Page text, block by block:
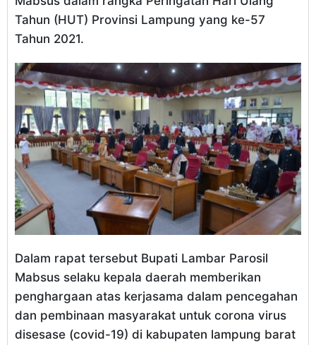
Tahun (HUT) Provinsi Lampung yang ke-57
Tahun 2021.
Dalam rapat tersebut Bupati Lambar Parosil
Mabsus selaku kepala daerah memberikan
penghargaan atas kerjasama dalam pencegahan
dan pembinaan masyarakat untuk corona virus
disesase (covid-19) di kabupaten lampung barat